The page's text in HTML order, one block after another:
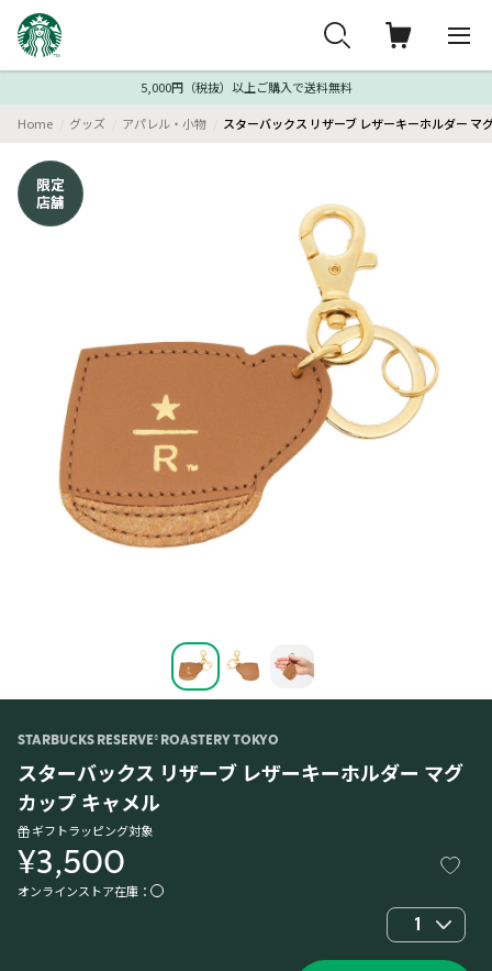
5,000円（税抜）以上ご購入で送料無料
Home グッズ アパレル・小物 スターバックス リザーブ レザーキーホルダー マ
限定
店舗
STARBUCKS RESERVE® ROASTERY TOKYO
スターバックス リザーブ レザーキーホルダー マグ
カップ キャメル
ギフトラッピング対象
¥3,500
オンラインストア在庫：
1